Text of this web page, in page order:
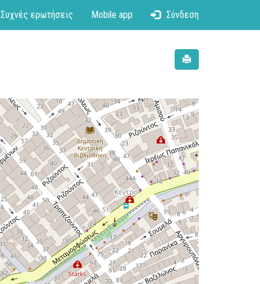
Συχνές ερωτήσεις Mobile app Σύνδεση